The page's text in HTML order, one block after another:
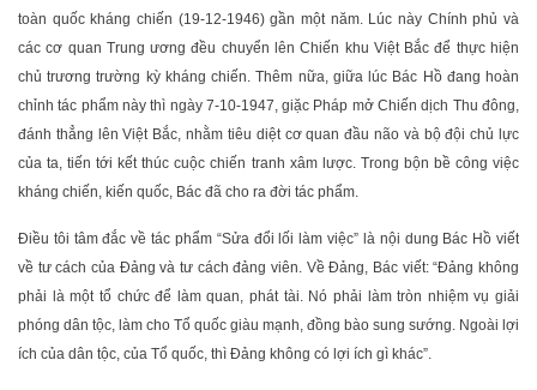
toàn quốc kháng chiến (19-12-1946) gần một năm. Lúc này Chính phủ và
các cơ quan Trung ương đều chuyển lên Chiến khu Việt Bắc để thực hiện
chủ trương trường kỳ kháng chiến. Thêm nữa, giữa lúc Bác Hồ đang hoàn
chỉnh tác phẩm này thì ngày 7-10-1947, giặc Pháp mở Chiến dịch Thu đông,
đánh thẳng lên Việt Bắc, nhằm tiêu diệt cơ quan đầu não và bộ đội chủ lực
của ta, tiến tới kết thúc cuộc chiến tranh xâm lược. Trong bộn bề công việc
kháng chiến, kiến quốc, Bác đã cho ra đời tác phẩm.
Điều tôi tâm đắc về tác phẩm “Sửa đổi lối làm việc” là nội dung Bác Hồ viết
về tư cách của Ðảng và tư cách đảng viên. Về Đảng, Bác viết: “Ðảng không
phải là một tổ chức để làm quan, phát tài. Nó phải làm tròn nhiệm vụ giải
phóng dân tộc, làm cho Tổ quốc giàu mạnh, đồng bào sung sướng. Ngoài lợi
ích của dân tộc, của Tổ quốc, thì Ðảng không có lợi ích gì khác”.